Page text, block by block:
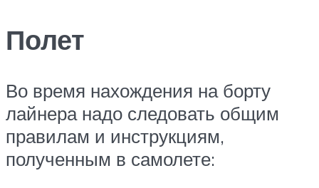
Полет
Во время нахождения на борту
лайнера надо следовать общим
правилам и инструкциям,
полученным в самолете: